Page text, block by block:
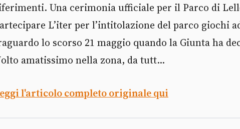
Una cerimonia ufficiale per il Parco di
L’iter per l’intitolazione del parco giochi
lo scorso 21 maggio quando la Giunta ha
amatissimo nella zona, da tutt...
l'articolo completo originale qui